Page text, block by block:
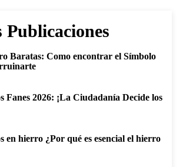
Baratas: Como encontrar el Símbolo
Fanes 2026: ¡La Ciudadanía Decide los
en hierro ¿Por qué es esencial el hierro